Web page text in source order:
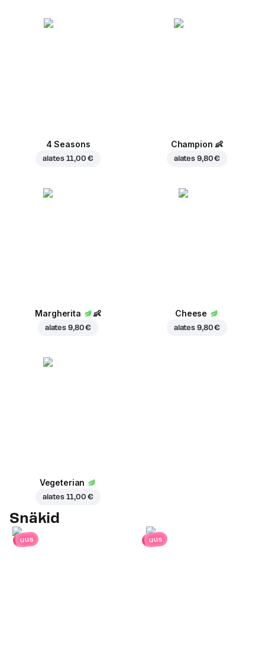
4 Seasons
alates 11,00 €
Champion 👶
alates 9,80 €
Margherita 👶
alates 9,80 €
Cheese
alates 9,80 €
Vegeterian
alates 11,00 €
Snäkid
uus uus